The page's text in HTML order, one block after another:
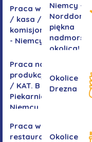
Praca w sklepie
/ kasa /
komisjonowanie
- Niemcy
Niemcy -
Norddorf -
piękna
nadmorska
okolica!
Praca na
produkcji
/ KAT. B -
Piekarnia
Niemcy
Okolice
Drezna
Praca w
restauracjiOkolice